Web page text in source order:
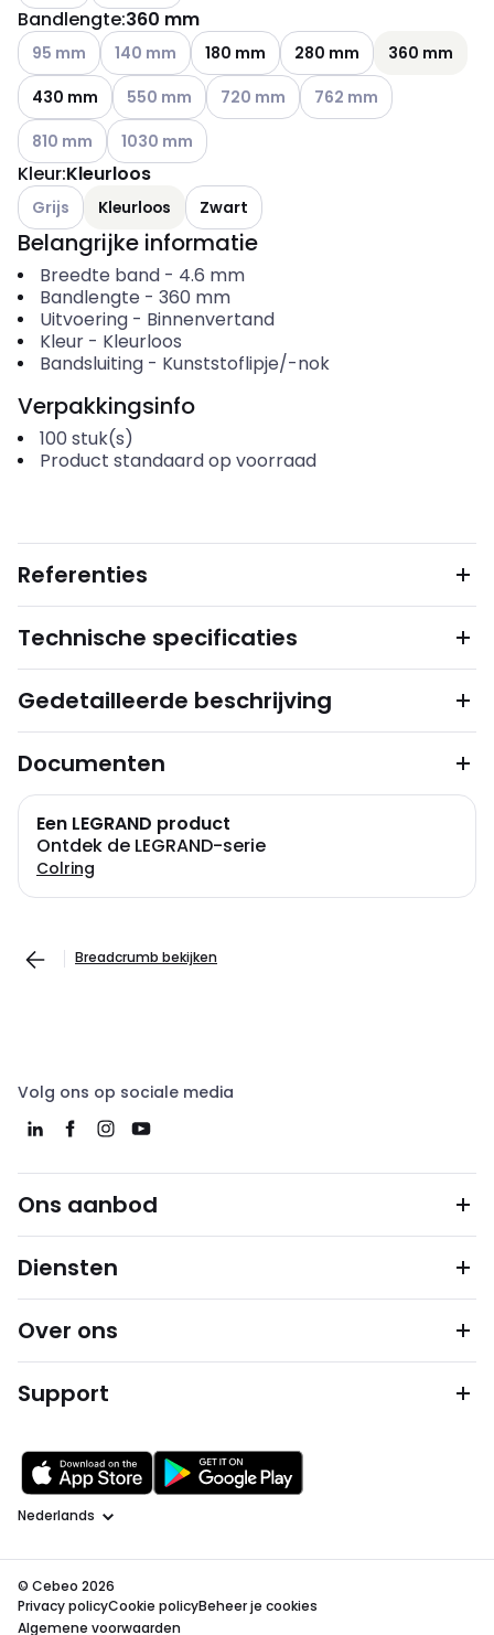
Bandlengte:360 mm
Andere varianten (Huidige combinatie niet mogelijk)
95 mm Andere varianten (Huidige combinatie niet
140 mm 180 mm 280 mm
360 mm
430 mm
Andere varianten (Huidige combinatie niet
550 mm Andere varianten (Huidige
720 mm Andere varianten
762 mm
Andere varianten (Huidige combinatie niet mogelijk)
810 mm Andere varianten (Huidige combinatie niet
1030 mm
Kleur:Kleurloos
Andere varianten (Huidige combinatie niet mogelijk)
Grijs Kleurloos Zwart
Belangrijke informatie
Breedte band- 4.6 mm
Bandlengte - 360 mm
Uitvoering- Binnenvertand
Kleur- Kleurloos
Bandsluiting- Kunststoflipje/-nok
Verpakkingsinfo
100 stuk(s)
Product standaard op voorraad
Referenties
Technische specificaties
Gedetailleerde beschrijving
Documenten
Een LEGRAND product
Ontdek de LEGRAND-serie
Colring
Breadcrumb bekijken
Volg ons op sociale media
Ons aanbod
Diensten
Over ons
Support
Taal
© Cebeo 2026
Privacy policyCookie policyBeheer je cookies
Algemene voorwaarden